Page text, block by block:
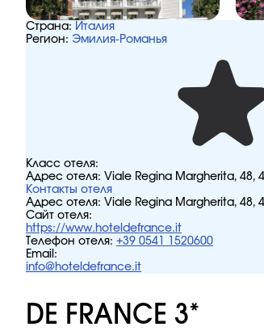
Страна: Италия
Регион: Эмилия-Романья
Класс отеля:
Адрес отеля: Viale Regina Margherita, 48,
Контакты отеля
Адрес отеля: Viale Regina Margherita, 48,
Сайт отеля:
https://www.hoteldefrance.it
Телефон отеля: +39 0541 1520600
Email:
info@hoteldefrance.it
DE FRANCE 3*